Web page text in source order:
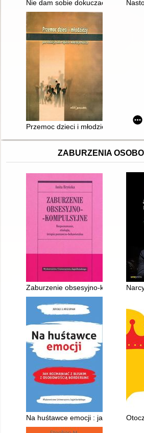
Nie dam sobie dokuczać
Przemoc dzieci i młodzieży w
ZABURZENIA
Zaburzenie obsesyjno-
Na huśtawce emocji : jak